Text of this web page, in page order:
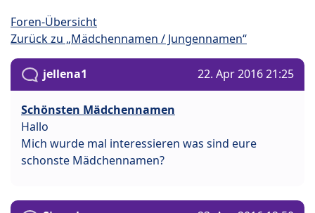
Foren-Übersicht
Zurück zu „Mädchennamen / Jungennamen“
jellena1 22. Apr 2016 21:25
Schönsten Mädchennamen
Hallo
Mich wurde mal interessieren was sind eure
schonste Mädchennamen?